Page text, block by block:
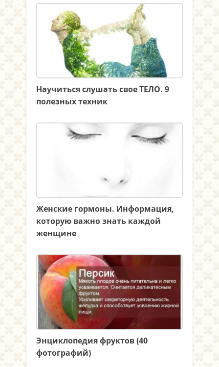
Научиться слушать свое ТЕЛО. 9
полезных техник
Женские гормоны. Информация,
которую важно знать каждой
женщине
Энциклопедия фруктов (40
фотографий)